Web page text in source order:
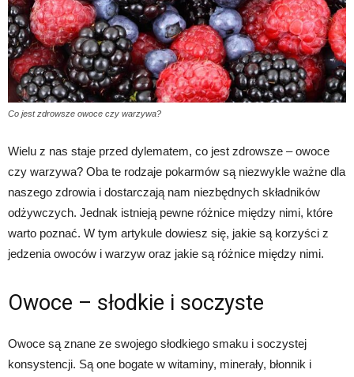
Co jest zdrowsze owoce czy warzywa?
Wielu z nas staje przed dylematem, co jest zdrowsze – owoce
czy warzywa? Oba te rodzaje pokarmów są niezwykle ważne dla
naszego zdrowia i dostarczają nam niezbędnych składników
odżywczych. Jednak istnieją pewne różnice między nimi, które
warto poznać. W tym artykule dowiesz się, jakie są korzyści z
jedzenia owoców i warzyw oraz jakie są różnice między nimi.
Owoce – słodkie i soczyste
Owoce są znane ze swojego słodkiego smaku i soczystej
konsystencji. Są one bogate w witaminy, minerały, błonnik i